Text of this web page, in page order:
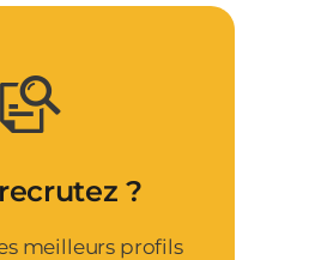
?
meilleurs profils